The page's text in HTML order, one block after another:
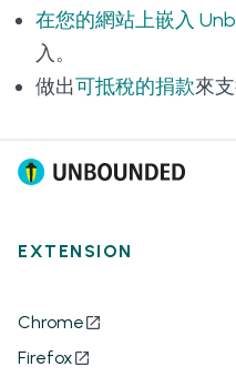
在您的網站上嵌入
入。
做出可抵稅的捐款來
EXTENSION
Chrome
Firefox